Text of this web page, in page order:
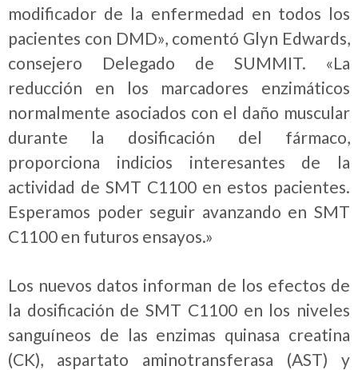
modificador de la enfermedad en todos los
pacientes con DMD», comentó Glyn Edwards,
consejero Delegado de SUMMIT. «La
reducción en los marcadores enzimáticos
normalmente asociados con el daño muscular
durante la dosificación del fármaco,
proporciona indicios interesantes de la
actividad de SMT C1100 en estos pacientes.
Esperamos poder seguir avanzando en SMT
C1100 en futuros ensayos.»
Los nuevos datos informan de los efectos de
la dosificación de SMT C1100 en los niveles
sanguíneos de las enzimas quinasa creatina
(CK), aspartato aminotransferasa (AST) y